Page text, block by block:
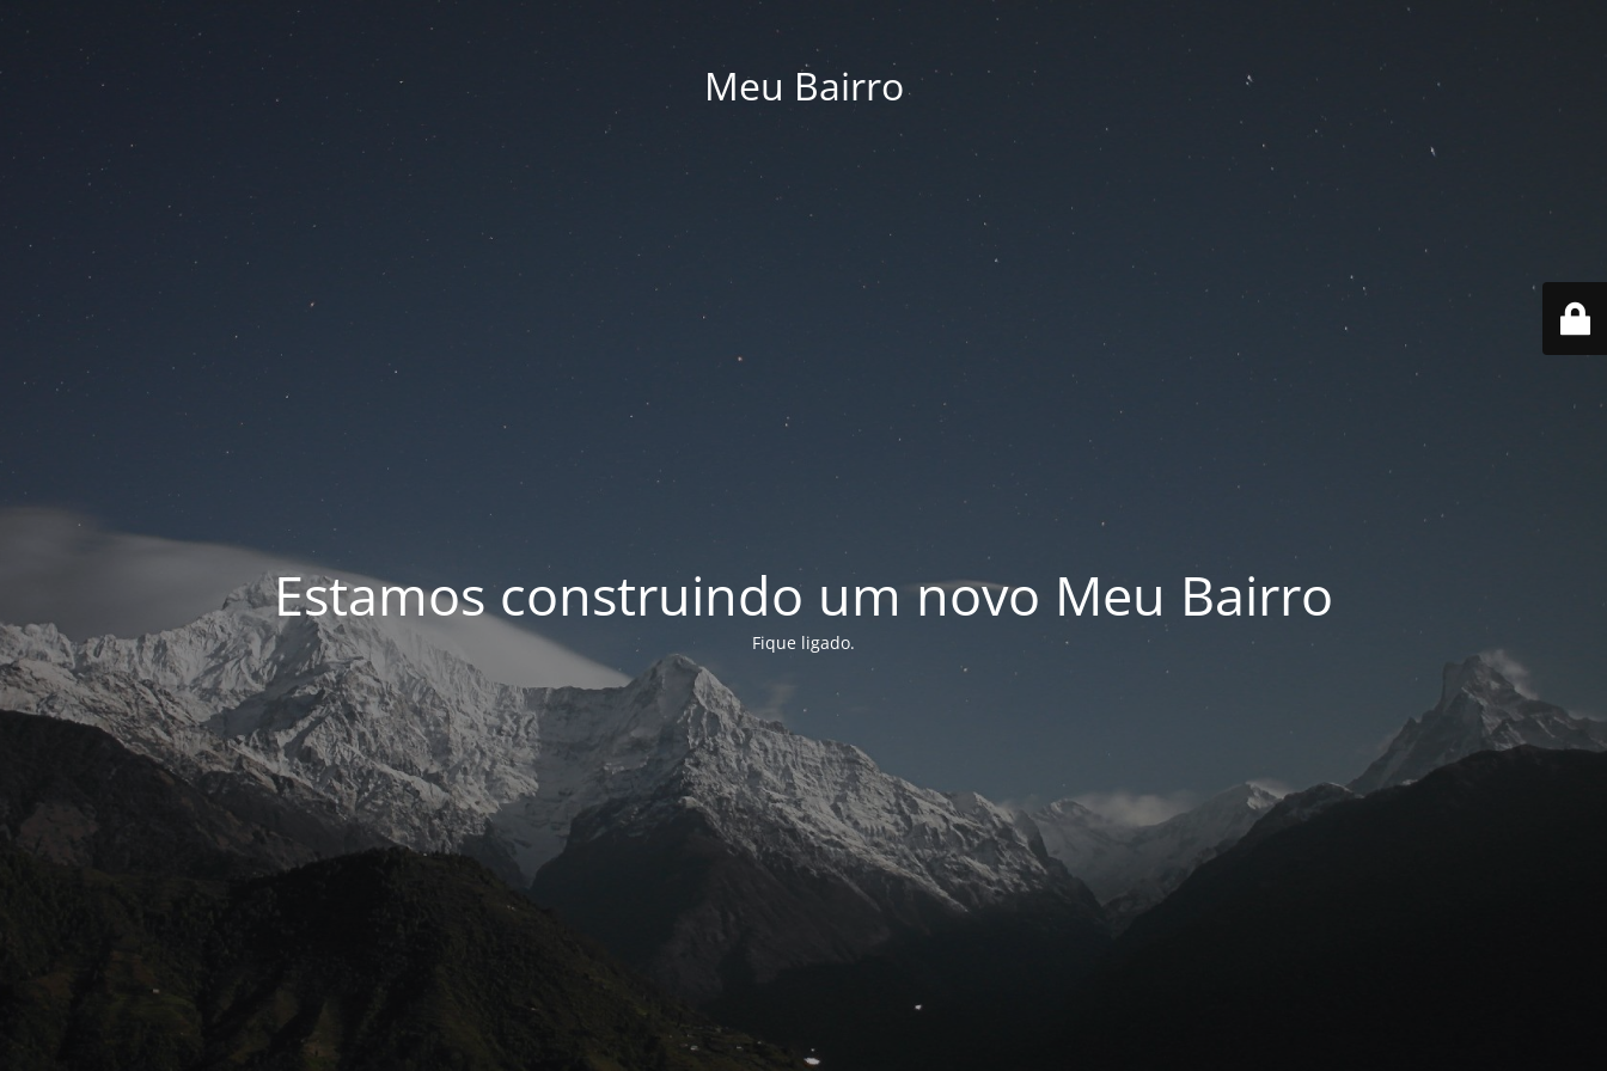
Meu Bairro
Estamos construindo um novo Meu Bairro
Fique ligado.